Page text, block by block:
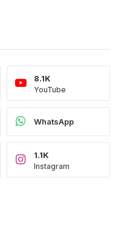
YouTube
8.1K
WhatsApp
Instagram
1.1K